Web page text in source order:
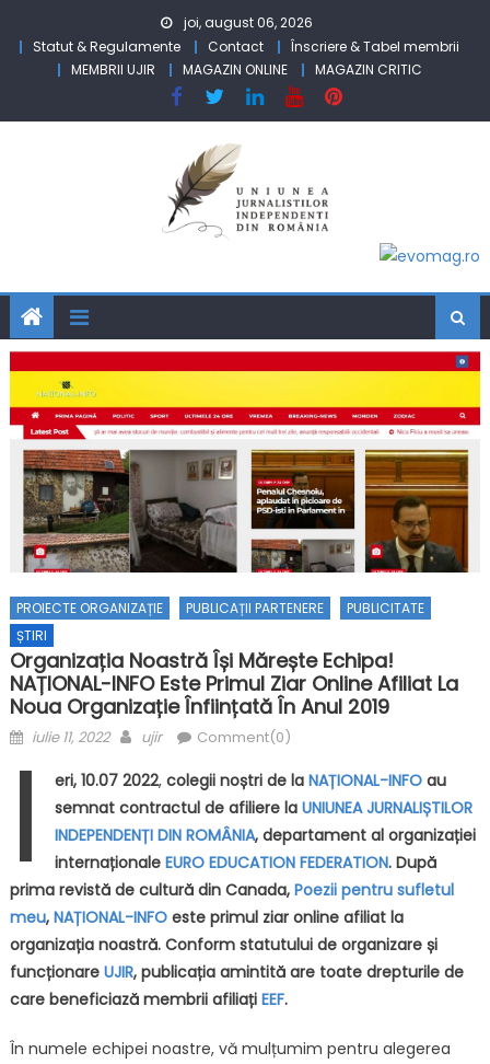
joi, august 06, 2026
Statut & Regulamente
Contact
Înscriere & Tabel membrii
MEMBRII UJIR
MAGAZIN ONLINE MAGAZIN CRITIC
PROIECTE ORGANIZAȚIE PUBLICAȚII PARTENERE
PUBLICITATE
ȘTIRI
Organizația Noastră Își Mărește Echipa!
NAȚIONAL-INFO Este Primul Ziar Online Afiliat La
Noua Organizație Înființată În Anul 2019
Posted on
iulie 11, 2022 Author
ujir Comment(0)
I eri, 10.07 2022, colegii noștri de la NAȚIONAL-INFOau
semnat contractul de afiliere la UNIUNEA JURNALIȘTILOR
INDEPENDENȚI DIN ROMÂNIA, departament al organizației
internaționaleEURO EDUCATION FEDERATION. După
prima revistă de cultură din Canada, Poezii pentru sufletul
meu, NAȚIONAL-INFOeste primul ziar online afiliat la
organizația noastră. Conform statutului de organizare și
funcționare UJIR, publicația amintită are toate drepturile de
care beneficiază membrii afiliați EEF.
În numele echipei noastre, vă mulțumim pentru alegerea